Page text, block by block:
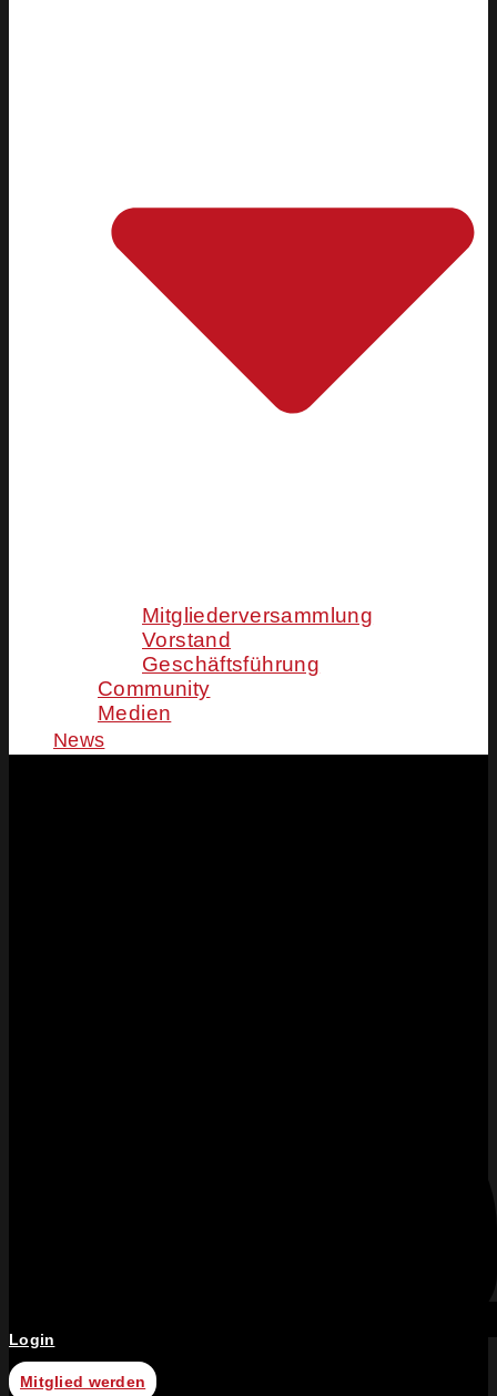
Mitgliederversammlung
Vorstand
Geschäftsführung
Community
Medien
News
Login
Mitglied werden